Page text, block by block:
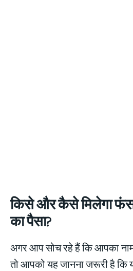
किसे और कैसे मिलेगा
का पैसा?
अगर आप सोच रहे हैं कि आपका नाम
तो आपको यह जानना जरूरी है कि